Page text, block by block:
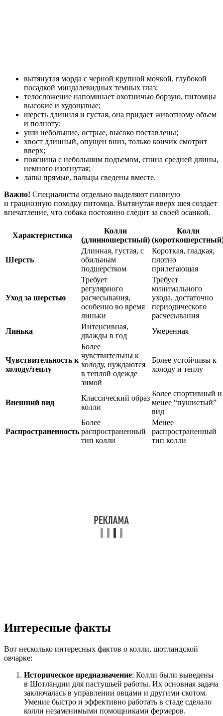
вытянутая морда с черной крупной мочкой, глубокой
посадкой миндалевидных темных глаз;
телосложение напоминает охотничью борзую, питомцы
высокие и худощавые;
шерсть длинная и густая, она придает животному объем
и полноту;
уши небольшие, острые, высоко поставлены;
хвост длинный, опущен вниз, только кончик смотрит
вверх;
поясница с небольшим подъемом, спина средней длины,
немного изогнутая;
лапы прямые, пальцы сведены вместе.
Важно! Специалисты отдельно выделяют плавную
и грациозную походку питомца. Вытянутая вверх шея создает
впечатление, что собака постоянно следит за своей осанкой.
Характеристика
Колли
(длинношерстный)
Колли
Шерсть
Длинная, густая, с
обильным
подшерстком
Короткая, гладкая,
плотно
прилегающая
Уход за шерстью
Требует
регулярного
расчесывания,
особенно во время
линьки
Требует
минимального
ухода, достаточно
периодического
расчесывания
Линька
Интенсивная,
дважды в год
Умеренная
Чувствительность к
холоду/теплу
Более
чувствительны к
холоду, нуждаются
в теплой одежде
зимой
Более устойчивы к
холоду и теплу
Внешний вид
Классический образ
колли
Более спортивный и
менее “пушистый”
вид
Распространенность
Более
распространенный
тип колли
Менее
распространенный
тип колли
Интересные факты
Вот несколько интересных фактов о колли, шотландской
овчарке:
Историческое предназначение: Колли были выведены
в Шотландии для пастушьей работы. Их основная задача
заключалась в управлении овцами и другими скотом.
Умение быстро и эффективно работать в стаде сделало
колли незаменимыми помощниками фермеров.